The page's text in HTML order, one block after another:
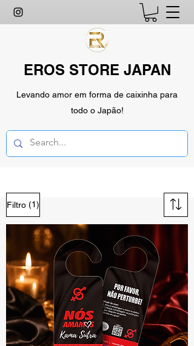
EROS STORE JAPAN
Levando amor em forma de caixinha para
todo o Japão!
Filtro (1)